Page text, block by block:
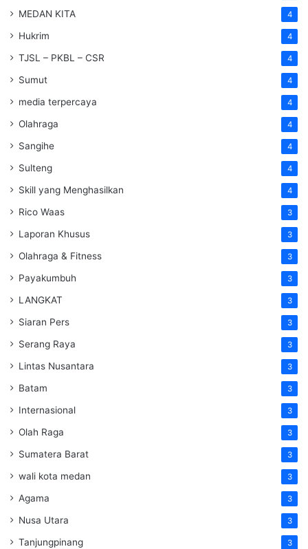
MEDAN KITA 4
Hukrim 4
TJSL – PKBL – CSR 4
Sumut 4
media terpercaya 4
Olahraga 4
Sangihe 4
Sulteng 4
Skill yang Menghasilkan 4
Rico Waas 3
Laporan Khusus 3
Olahraga & Fitness 3
Payakumbuh 3
LANGKAT 3
Siaran Pers 3
Serang Raya 3
Lintas Nusantara 3
Batam 3
Internasional 3
Olah Raga 3
Sumatera Barat 3
wali kota medan 3
Agama 3
Nusa Utara 3
Tanjungpinang 3